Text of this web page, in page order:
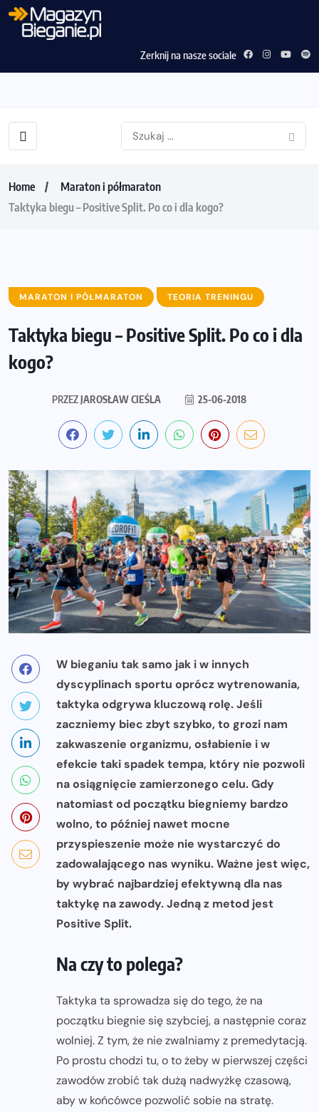
Zerknij na nasze sociale
Home
Maraton i półmaraton
Taktyka biegu – Positive Split. Po co i dla kogo?
MARATON I PÓŁMARATON TEORIA TRENINGU
Taktyka biegu – Positive Split. Po co i dla
kogo?
PRZEZJAROSŁAW CIEŚLA 25-06-2018
W bieganiu tak samo jak i w innych
dyscyplinach sportu oprócz wytrenowania,
taktyka odgrywa kluczową rolę. Jeśli
zaczniemy biec zbyt szybko, to grozi nam
zakwaszenie organizmu, osłabienie i w
efekcie taki spadek tempa, który nie pozwoli
na osiągnięcie zamierzonego celu. Gdy
natomiast od początku biegniemy bardzo
wolno, to później nawet mocne
przyspieszenie może nie wystarczyć do
zadowalającego nas wyniku. Ważne jest więc,
by wybrać najbardziej efektywną dla nas
taktykę na zawody. Jedną z metod jest
Positive Split.
Na czy to polega?
Taktyka ta sprowadza się do tego, że na
początku biegnie się szybciej, a następnie coraz
wolniej. Z tym, że nie zwalniamy z premedytacją.
Po prostu chodzi tu, o to żeby w pierwszej części
zawodów zrobić tak dużą nadwyżkę czasową,
aby w końcówce pozwolić sobie na stratę.